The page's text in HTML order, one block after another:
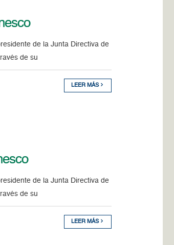
de la Junta Directiva de
de su
LEER MÁS
de la Junta Directiva de
de su
LEER MÁS